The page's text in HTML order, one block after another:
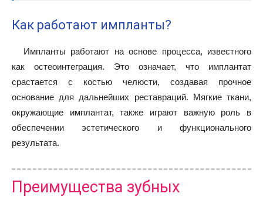
Как работают импланты?
Импланты работают на основе процесса, известного
как остеоинтеграция. Это означает, что имплантат
срастается с костью челюсти, создавая прочное
основание для дальнейших реставраций. Мягкие ткани,
окружающие имплантат, также играют важную роль в
обеспечении эстетического и функционального
результата.
Преимущества зубных